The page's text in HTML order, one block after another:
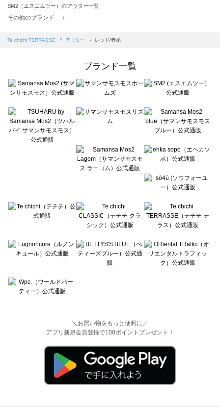
SM2（エスエムツー）のアウター一覧
TSUHARU by Samansa Mos2（ツハルバイサマンサモスモス）のアウター一覧
Samansa Mos2 blue（サマンサモスモス ブルー）のアウター一覧
sō4ū（ソウフォーユー）のアウター一覧
Te chichi（テチチ）のアウター一覧
Te chichi CLASSIC（テチチ クラシック）のアウター一覧
Lugnoncure（ルノンキュール）のアウター一覧
BETTY'S BLUE（べティーズブルー）のアウター一覧
Wpc.（ワールドパーティー）のアウター一覧
その他のブランド ＋
Te chichi TERRASSE アウター レッド/赤系
ブランド一覧
＼お買い物をもっと便利に／
アプリ新規会員登録で100ポイントプレゼント！